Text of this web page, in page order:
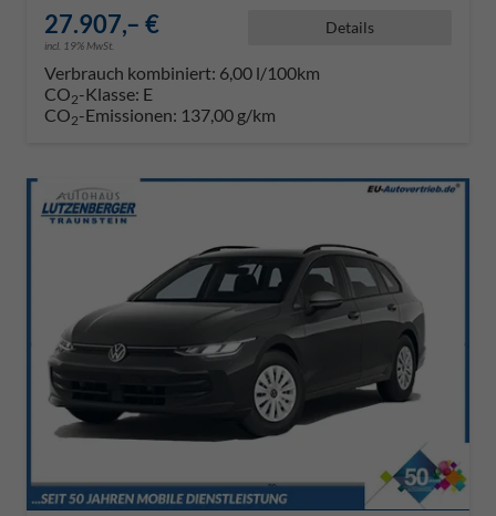
27.907,– €
incl. 19% MwSt.
Details
Verbrauch kombiniert: 6,00 l/100km
CO2-Klasse: E
CO2-Emissionen: 137,00 g/km